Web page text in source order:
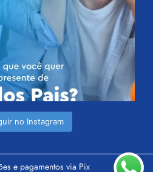
no Instagram
e pagamentos via Pix